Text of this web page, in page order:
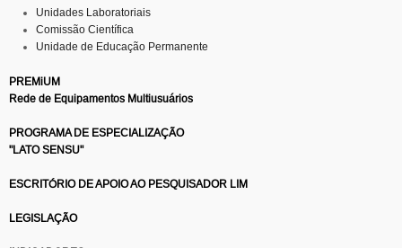
Unidades Laboratoriais
Comissão Científica
Unidade de Educação Permanente
PREMiUM
Rede de Equipamentos Multiusuários
PROGRAMA DE ESPECIALIZAÇÃO
"LATO SENSU"
ESCRITÓRIO DE APOIO AO PESQUISADOR LIM
LEGISLAÇÃO